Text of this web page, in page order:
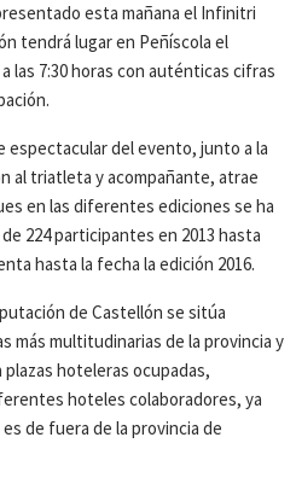
esta mañana el Infinitri
tendrá lugar en Peñíscola el
las 7:30 horas con auténticas cifras
espectacular del evento, junto a la
al triatleta y acompañante, atrae
en las diferentes ediciones se ha
224 participantes en 2013 hasta
hasta la fecha la edición 2016.
de Castellón se sitúa
más multitudinarias de la provincia y
plazas hoteleras ocupadas,
hoteles colaboradores, ya
de fuera de la provincia de